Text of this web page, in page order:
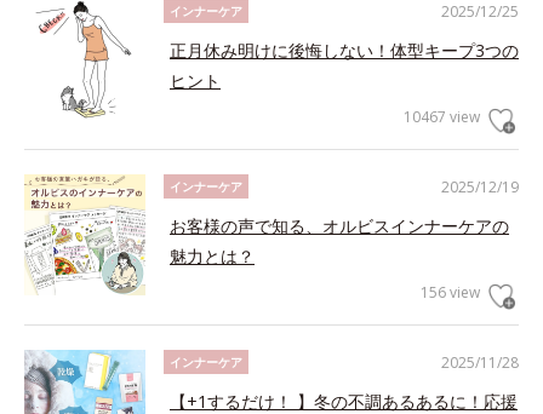
2025/12/25
インナーケア
正月休み明けに後悔しない！体型キープ3つの
ヒント
10467 view
2025/12/19
インナーケア
お客様の声で知る、オルビスインナーケアの
魅力とは？
156 view
2025/11/28
インナーケア
【+1するだけ！ 】冬の不調あるあるに！応援